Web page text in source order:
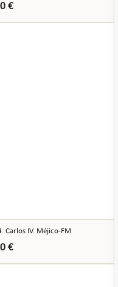
€
Carlos IV. Méjico-FM
€